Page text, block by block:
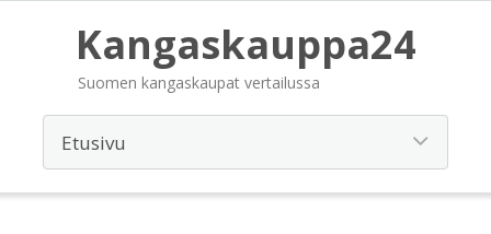
Kangaskauppa24
Suomen kangaskaupat vertailussa